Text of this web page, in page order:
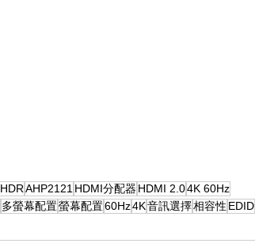
HDRAHP2121HDMI分配器 HDMI 2.04K 60Hz
多螢幕配置螢幕配置60Hz4K音訊選擇相容性 EDID